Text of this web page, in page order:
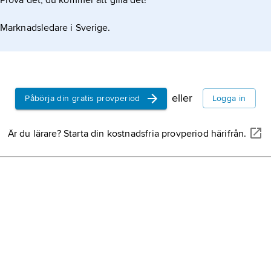
Marknadsledare i Sverige.
Påbörja din gratis provperiod eller Logga in
Är du lärare? Starta din kostnadsfria provperiod härifrån.